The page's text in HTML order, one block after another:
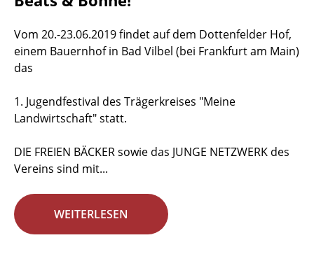
Vom 20.-23.06.2019 findet auf dem Dottenfelder Hof,
einem Bauernhof in Bad Vilbel (bei Frankfurt am Main)
das
1. Jugendfestival des Trägerkreises "Meine
Landwirtschaft" statt.
DIE FREIEN BÄCKER sowie das JUNGE NETZWERK des
Vereins sind mit...
WEITERLESEN